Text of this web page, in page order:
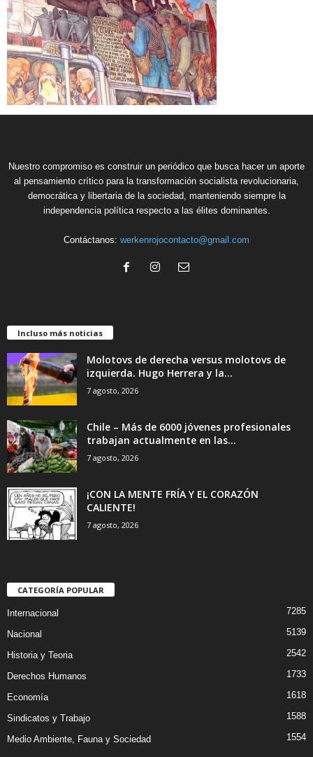
Nuestro compromiso es construir un periódico que busca hacer un aporte
al pensamiento crítico para la transformación socialista revolucionaria,
democrática y libertaria de la sociedad, manteniendo siempre la
independencia política respecto a las élites dominantes.
Contáctanos: werkenrojocontacto@gmail.com
Incluso más noticias
Molotovs de derecha versus molotovs de
izquierda. Hugo Herrera y la...
7 agosto, 2026
Chile – Más de 6000 jóvenes profesionales
trabajan actualmente en las...
7 agosto, 2026
¡CON LA MENTE FRÍA Y EL CORAZÓN
CALIENTE!
7 agosto, 2026
CATEGORÍA POPULAR
Internacional 7285
Nacional 5139
Historia y Teoria 2542
Derechos Humanos 1733
Economía 1618
Sindicatos y Trabajo 1588
Medio Ambiente, Fauna y Sociedad 1554